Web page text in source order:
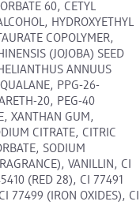
60, CETYL
HYDROXYETHYL
COPOLYMER,
(JOJOBA) SEED
ANNUUS
PPG-26-
20, PEG-40
XANTHAN GUM,
CITRATE, CITRIC
SODIUM
VANILLIN, CI
(RED 28), CI 77491
77499 (IRON OXIDES), CI